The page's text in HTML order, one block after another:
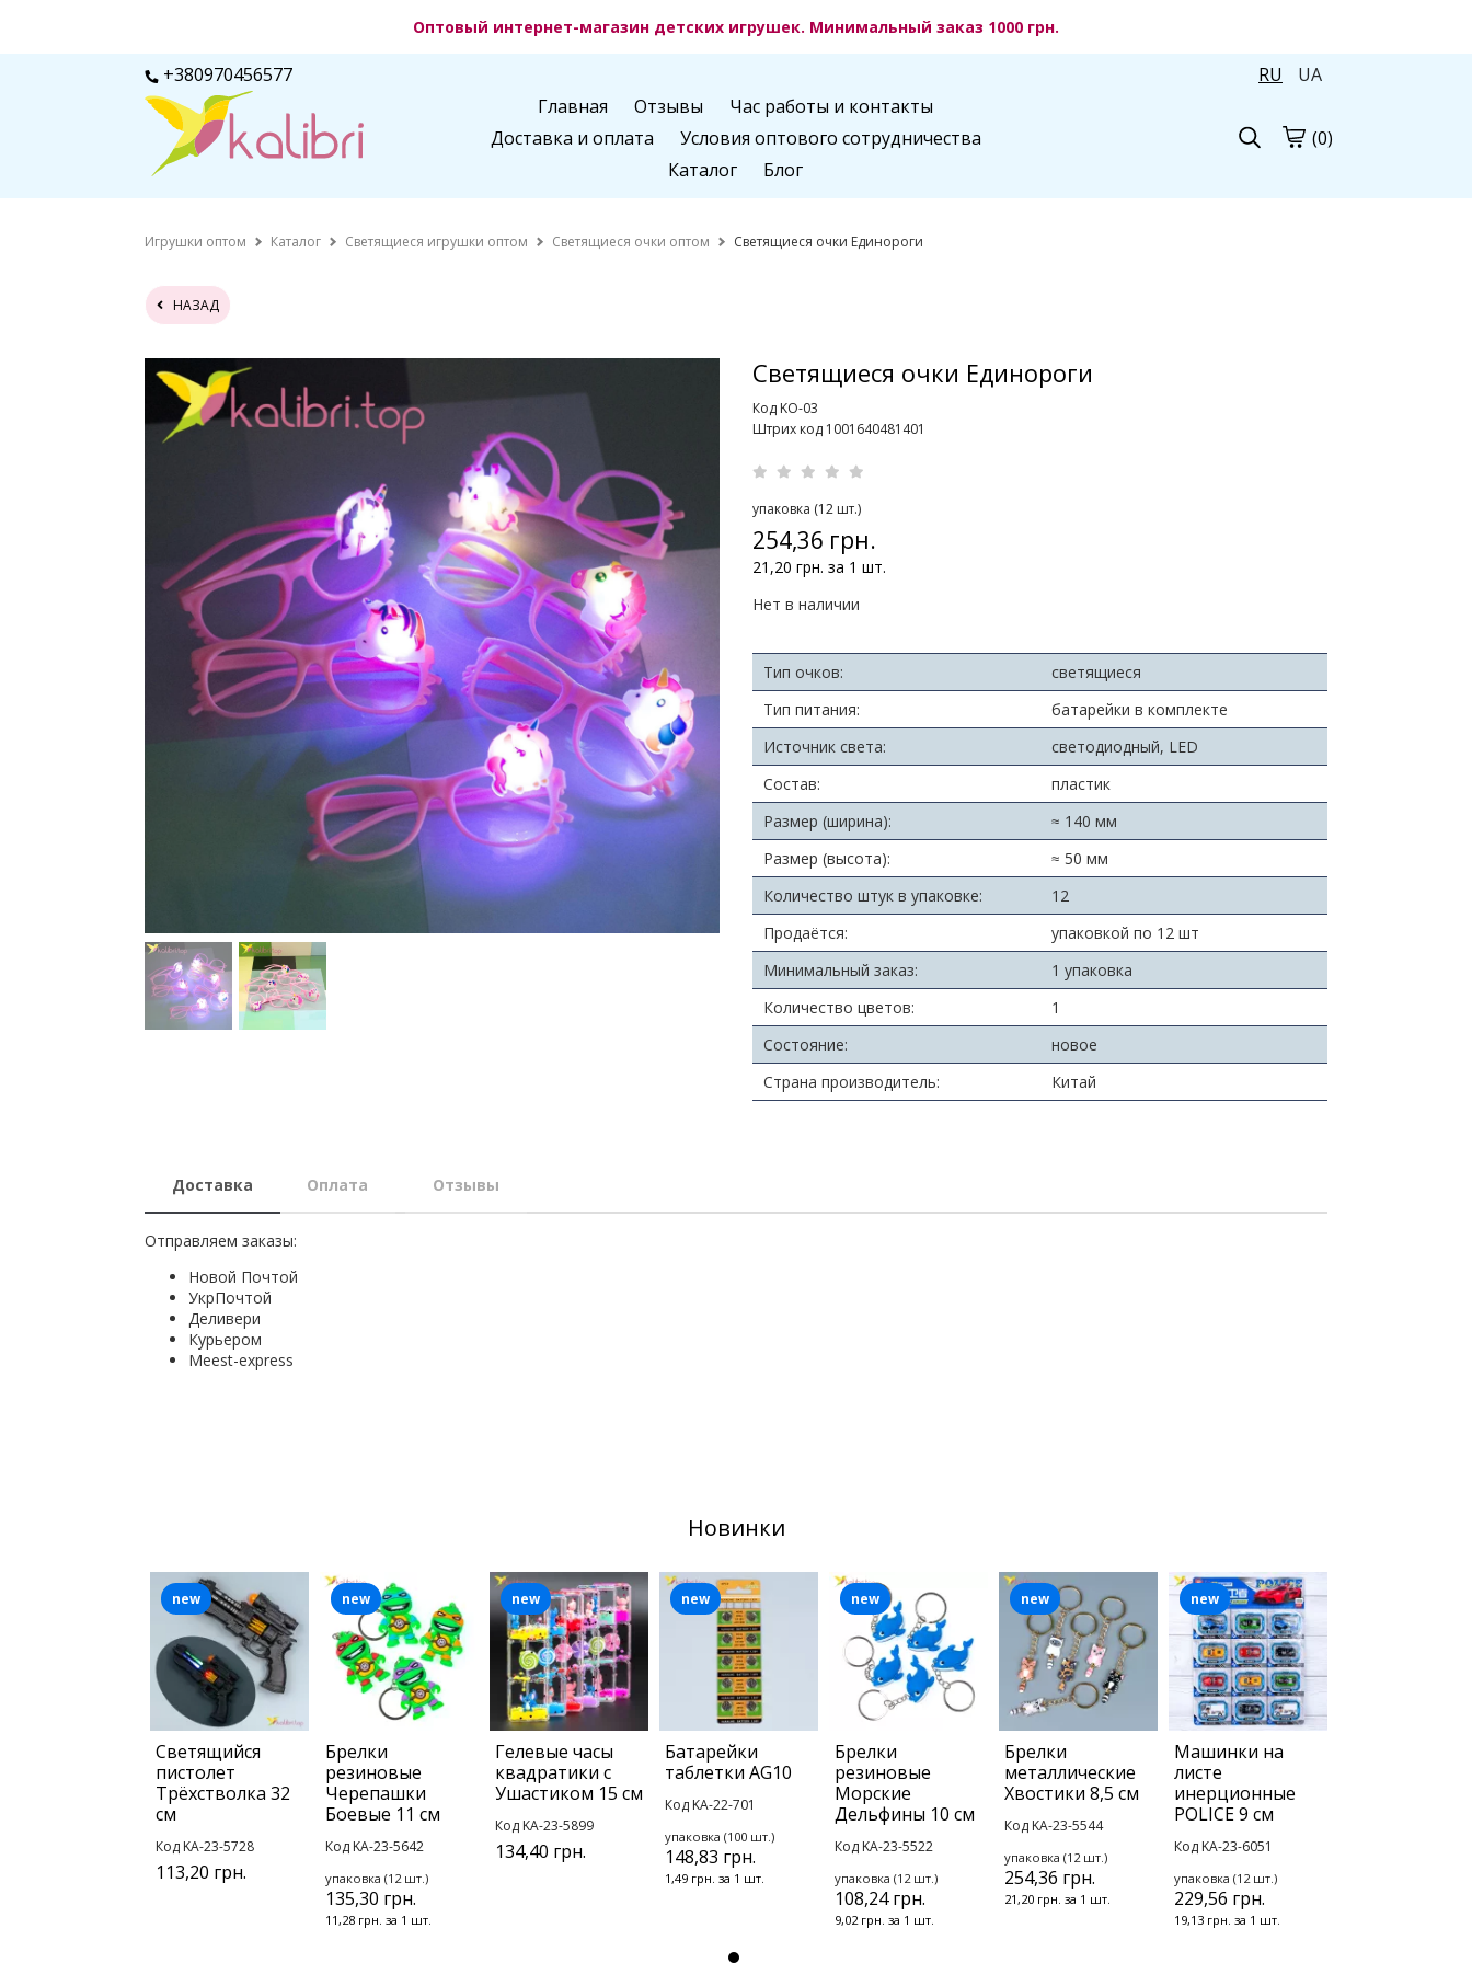
Оптовый интернет-магазин детских игрушек. Минимальный заказ 1000 грн.
+380970456577 RU
UA
Главная
Отзывы
Час работы и контакты
Доставка и оплата
Условия оптового сотрудничества
Каталог
Блог
(0)
Игрушки оптом Каталог Светящиеся игрушки оптом Светящиеся очки оптом Светящиеся очки Единороги
НАЗАД
Светящиеся очки Единороги
Код KO-03
Штрих код 1001640481401
упаковка (12 шт.)
254,36 грн.
21,20 грн. за 1 шт.
Нет в наличии
Тип очков:
светящиеся
Тип питания:
батарейки в комплекте
Источник света:
светодиодный, LED
Состав:
пластик
Размер (ширина):
≈ 140 мм
Размер (высота):
≈ 50 мм
Количество штук в упаковке:
12
Продаётся:
упаковкой по 12 шт
Минимальный заказ:
1 упаковка
Количество цветов:
1
Состояние:
новое
Страна производитель:
Китай
Доставка Оплата Отзывы
Отправляем заказы:
Новой Почтой
УкрПочтой
Деливери
Курьером
Мeest-express
Новинки
Светящийся
пистолет
Трёхстволка 32
см
Код KA-23-5728
113,20 грн.
new
Брелки
резиновые
Черепашки
Боевые 11 см
Код KA-23-5642
упаковка (12 шт.)
135,30 грн.
11,28 грн. за 1 шт.
new
Гелевые часы
квадратики с
Ушастиком 15 см
Код KA-23-5899
134,40 грн.
new
Батарейки
таблетки AG10
Код KA-22-701
упаковка (100 шт.)
148,83 грн.
1,49 грн. за 1 шт.
new
Брелки
резиновые
Морские
Дельфины 10 см
Код KA-23-5522
упаковка (12 шт.)
108,24 грн.
9,02 грн. за 1 шт.
new
Брелки
металлические
Хвостики 8,5 см
Код KA-23-5544
упаковка (12 шт.)
254,36 грн.
21,20 грн. за 1 шт.
new
Машинки на
листе
инерционные
POLICE 9 см
Код KA-23-6051
упаковка (12 шт.)
229,56 грн.
19,13 грн. за 1 шт.
new